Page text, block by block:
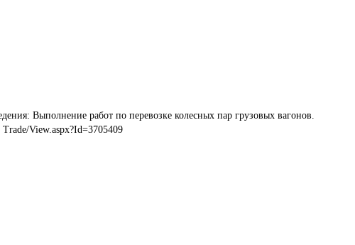
Выполнение работ по перевозке колесных пар грузовых вагонов.
Trade/View.aspx?Id=3705409